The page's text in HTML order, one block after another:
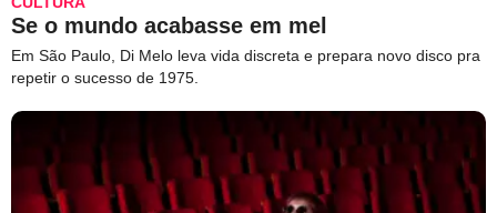
Se o mundo acabasse em mel
Em São Paulo, Di Melo leva vida discreta e prepara novo disco pra
repetir o sucesso de 1975.